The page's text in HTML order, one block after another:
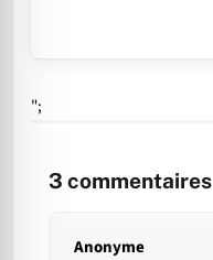
";
3 commentaires
Anonyme